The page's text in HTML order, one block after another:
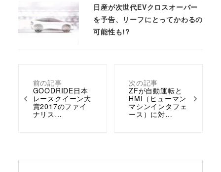
前の記事
GOODRIDE日本
レースクイーン大
賞2017のファイ
ナリス…
次の記事
ZFが自動運転と
HMI（ヒューマン
マシンインタフェ
ース）に対…
日産が次世代EVクロスオーバー
を予告、リーフにとってかわるの
可能性も!?